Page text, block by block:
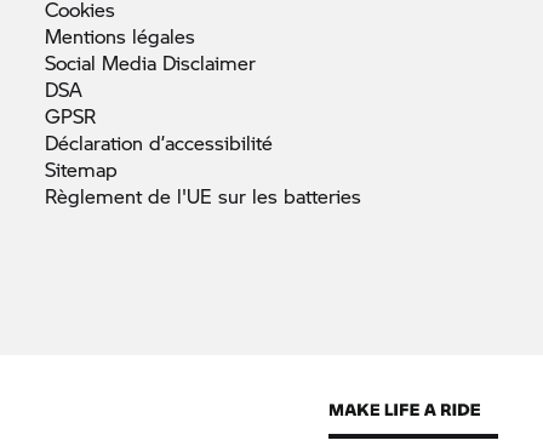
Cookies
Mentions légales
Social Media Disclaimer
DSA
GPSR
Déclarationd’accessibilité
Sitemap
Règlement de l'UE sur les batteries